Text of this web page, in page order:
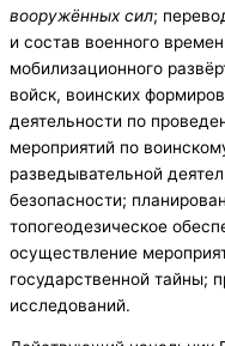
вооружённых сил;
и состав военного
мобилизационного
войск, воинских
деятельности по
мероприятий по
разведывательной
безопасности;
топогеодезическое
осуществление
государственной тайны;
исследований.